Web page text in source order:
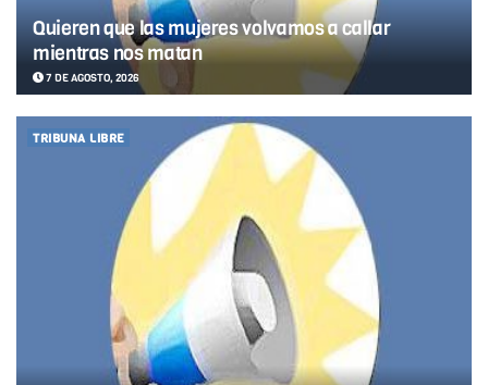
Quieren que las mujeres volvamos a callar
mientras nos matan
7 DE AGOSTO, 2026
TRIBUNA LIBRE